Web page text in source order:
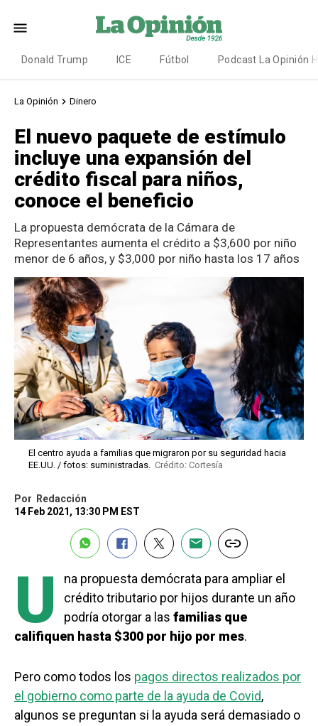
Donald Trump ICE Fútbol Podcast La Opinión
La Opinión Dinero
El nuevo paquete de estímulo
incluye una expansión del
crédito fiscal para niños,
conoce el beneficio
La propuesta demócrata de la Cámara de
Representantes aumenta el crédito a $3,600 por niño
menor de 6 años, y $3,000 por niño hasta los 17 años
El centro ayuda a familias que migraron por su seguridad hacia
EE.UU. / fotos: suministradas. Crédito: Cortesía
Por
Redacción
14 Feb 2021, 13:30 PM EST
U
na propuesta demócrata para ampliar el
crédito tributario por hijos durante un año
podría otorgar a las familias que
califiquen hasta $300 por hijo por mes.
Pero como todos los pagos directos realizados por
el gobierno como parte de la ayuda de Covid,
algunos se preguntan si la ayuda será demasiado o